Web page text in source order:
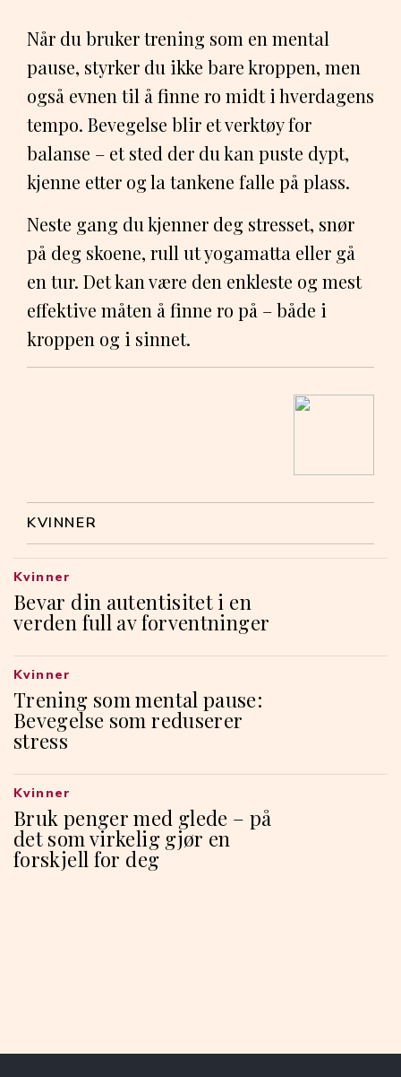
Når du bruker trening som en mental
pause, styrker du ikke bare kroppen, men
også evnen til å finne ro midt i hverdagens
tempo. Bevegelse blir et verktøy for
balanse – et sted der du kan puste dypt,
kjenne etter og la tankene falle på plass.
Neste gang du kjenner deg stresset, snør
på deg skoene, rull ut yogamatta eller gå
en tur. Det kan være den enkleste og mest
effektive måten å finne ro på – både i
kroppen og i sinnet.
KVINNER
Bevar din autentisitet i en
verden full av forventninger
Kvinner
Trening som mental pause:
Bevegelse som reduserer
stress
Kvinner
Bruk penger med glede – på
det som virkelig gjør en
forskjell for deg
Kvinner